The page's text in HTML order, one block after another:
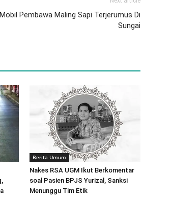
Mobil Pembawa Maling Sapi Terjerumus Di
Sungai
Berita Umum
Nakes RSA UGM Ikut Berkomentar
soal Pasien BPJS Yurizal, Sanksi
Menunggu Tim Etik